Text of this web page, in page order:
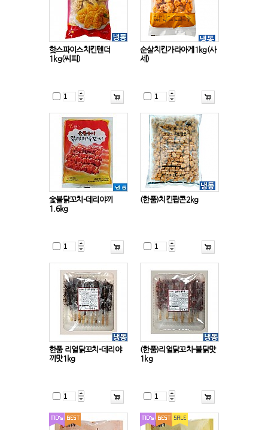
핫스파이스치킨텐더
1kg(씨피)
순살치킨가라아게1kg(사
세)
숯불닭꼬치-데리야끼
1.6kg
(한품)치킨팝콘2kg
한품 리얼닭꼬치-데리야
끼맛1kg
(한품)리얼닭꼬치-불닭맛
1kg